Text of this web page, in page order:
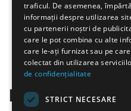
MACAROANE
traficul. De asemenea,
informații despre utilizarea
cu partenerii noștri de
care le pot combina cu alte
care le-ați furnizat sau pe
colectat din utilizarea
de confidențialitate
STRICT NECESARE